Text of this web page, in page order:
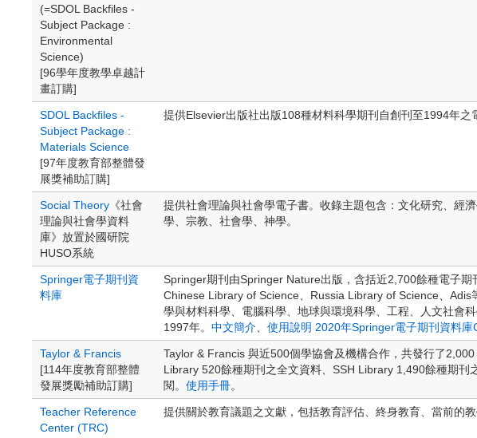
(=SDOL Backfiles -
Subject Package :
Environmental
Science)
[96學年度教學卓越計
畫訂購]
SDOL Backfiles -
Subject Package :
Materials Science
[97年度教育部整體發
展獎補助訂購]
提供Elsevier出版社出版108種材料科學期刊自創刊至1994年之
Social Theory 《社會
理論與社會學資料
庫》放置於國研院
HUSO系統
提供社會理論與社會學電子書。收錄主題包含：文化研究、經
學、宗教、社會學、神學。
Springer電子期刊資
料庫
Springer期刊由Springer Nature出版，含括近2,700餘種電子
Chinese Library of Science、Russia Library of Science、
學與材料科學、電腦科學、地球與環境科學、工程、人文社會
1997年。 中文簡介 使用說明 2020年Springer電子期刊資料庫
Taylor & Francis
[114年度教育部整體
發展獎勵補助訂購]
Taylor & Francis 與近500個學協會及機構合作，共發行了
Library 520餘種期刊之全文資料、SSH Library 1,490餘種期
閱。 使用手冊。
Teacher Reference
Center (TRC)
提供關於教育議題之文獻，包括教育評估、終身教育、當前的